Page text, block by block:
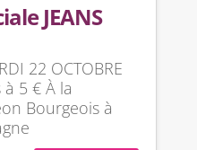
JEANS
22 OCTOBRE
5 € À la
Bourgeois à